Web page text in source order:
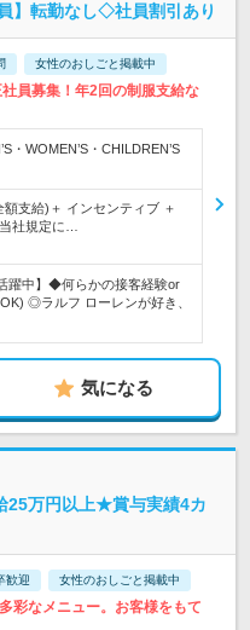
】転勤なし◇社員割引あり
女性のおしごと掲載中
員募集！年2回の制服支給な
・WOMEN’S・CHILDREN’S
支給)＋ インセンティブ ＋
社規定に…
躍中】◆何らかの接客経験or
◎ラルフ ローレンが好き、
気になる
25万円以上★賞与実績4カ
歓迎 女性のおしごと掲載中
彩なメニュー。お客様をもて